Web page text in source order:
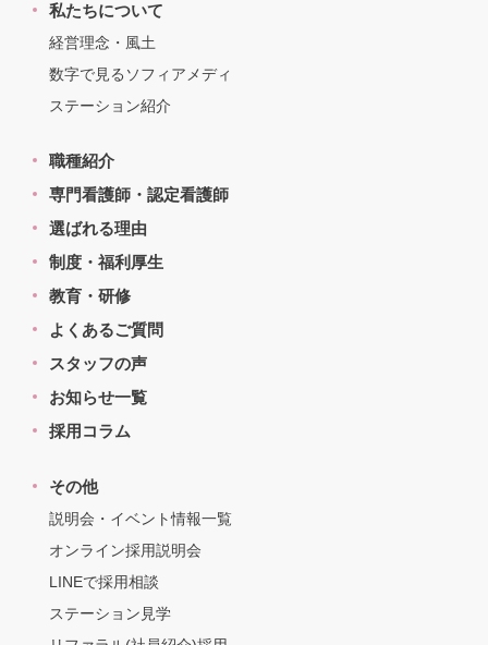
私たちについて
経営理念・風土
数字で見るソフィアメディ
ステーション紹介
職種紹介
専門看護師・認定看護師
選ばれる理由
制度・福利厚生
教育・研修
よくあるご質問
スタッフの声
お知らせ一覧
採用コラム
その他
説明会・イベント情報一覧
オンライン採用説明会
LINEで採用相談
ステーション見学